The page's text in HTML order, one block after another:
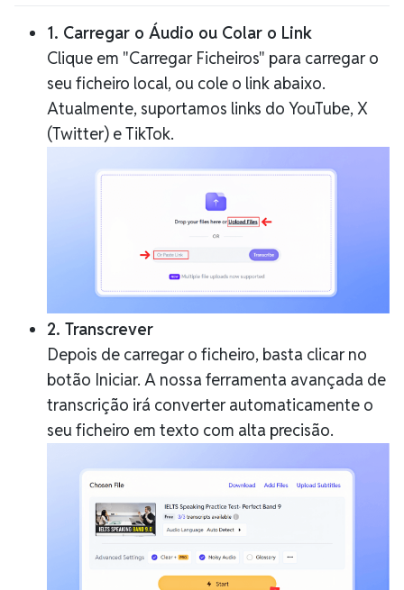
1. Carregar o Áudio ou Colar o Link
Clique em "Carregar Ficheiros" para carregar o
seu ficheiro local, ou cole o link abaixo.
Atualmente, suportamos links do YouTube, X
(Twitter) e TikTok.
2. Transcrever
Depois de carregar o ficheiro, basta clicar no
botão Iniciar. A nossa ferramenta avançada de
transcrição irá converter automaticamente o
seu ficheiro em texto com alta precisão.